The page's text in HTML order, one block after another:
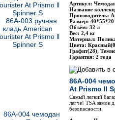
Артикул:
Название
Производитель:
Размер: 40*55*20
Объём: 32 л
Вес: 2,4 кг
Материал:
Цвета:
Графит(28),
Гарантия: 2 года
86A-004
At Prismo ll
Самый легкий
легче! TSA замок
безопасности.